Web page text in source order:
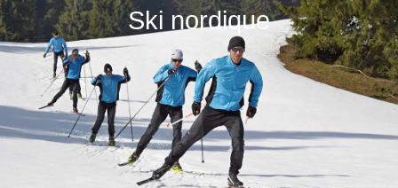
Ski nordique